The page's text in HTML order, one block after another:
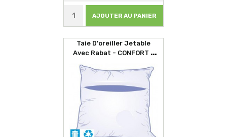
AJOUTER AU PANIER
Taie D'oreiller Jetable
Avec Rabat - CONFORT -